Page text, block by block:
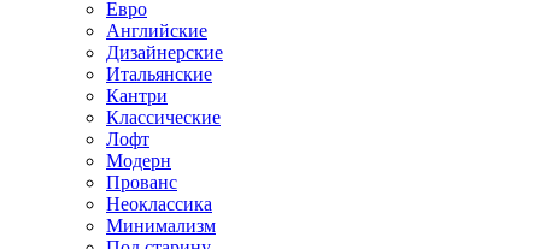
Евро
Английские
Дизайнерские
Итальянские
Кантри
Классические
Лофт
Модерн
Прованс
Неоклассика
Минимализм